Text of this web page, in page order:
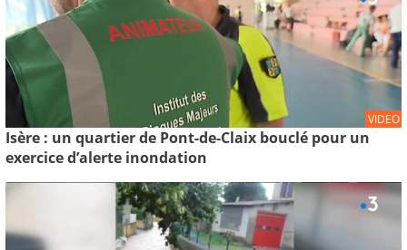
VIDEO
Isère : un quartier de Pont-de-Claix bouclé pour un
exercice d’alerte inondation